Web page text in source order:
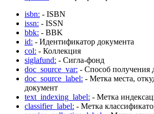
isbn: - ISBN
issn: - ISSN
bbk: - BBK
id: - Идентификатор документа
col: - Коллекция
siglafund: - Сигла-фонд
doc_source_var: - Способ получения
doc_source_label: - Метка места,
документ
text_indexing_label: - Метка
classifier_label: - Метка